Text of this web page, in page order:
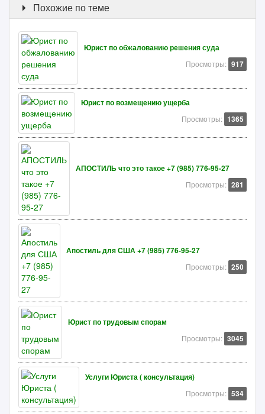
Похожие по теме
Юрист по обжалованию решения суда
Просмотры: 917
Юрист по возмещению ущерба
Просмотры: 1365
АПОСТИЛЬ что это такое +7 (985) 776-95-27
Просмотры: 281
Апостиль для США +7 (985) 776-95-27
Просмотры: 250
Юрист по трудовым спорам
Просмотры: 3045
Услуги Юриста ( консультация)
Просмотры: 534